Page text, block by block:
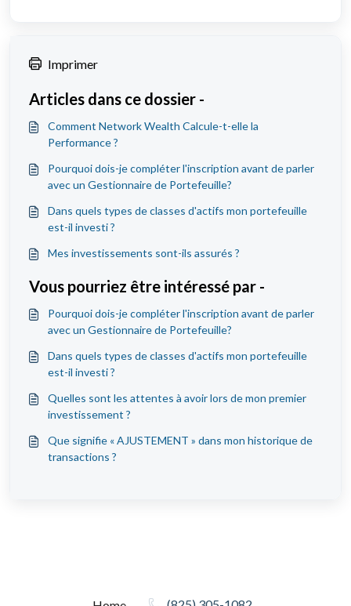
Imprimer
Articles dans ce dossier -
Comment Network Wealth Calcule-t-elle la
Performance ?
Pourquoi dois-je compléter l'inscription avant de parler
avec un Gestionnaire de Portefeuille?
Dans quels types de classes d'actifs mon portefeuille
est-il investi ?
Mes investissements sont-ils assurés ?
Vous pourriez être intéressé par -
Pourquoi dois-je compléter l'inscription avant de parler
avec un Gestionnaire de Portefeuille?
Dans quels types de classes d'actifs mon portefeuille
est-il investi ?
Quelles sont les attentes à avoir lors de mon premier
investissement ?
Que signifie « AJUSTEMENT » dans mon historique de
transactions ?